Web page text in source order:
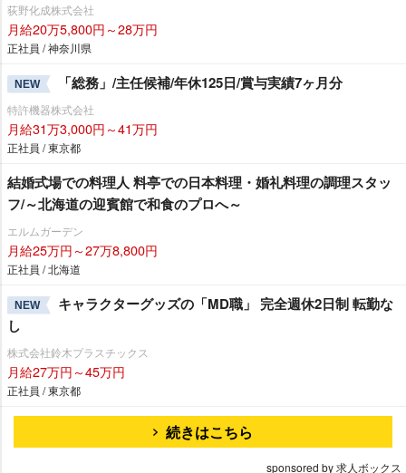
荻野化成株式会社
月給20万5,800円～28万円
正社員 / 神奈川県
NEW 「総務」/主任候補/年休125日/賞与実績7ヶ月分
特許機器株式会社
月給31万3,000円～41万円
正社員 / 東京都
結婚式場での料理人 料亭での日本料理・婚礼料理の調理スタッ
フ/～北海道の迎賓館で和食のプロへ～
エルムガーデン
月給25万円～27万8,800円
正社員 / 北海道
NEW
キャラクターグッズの「MD職」 完全週休2日制 転勤な
し
株式会社鈴木プラスチックス
月給27万円～45万円
正社員 / 東京都
続きはこちら
sponsored by 求人ボックス